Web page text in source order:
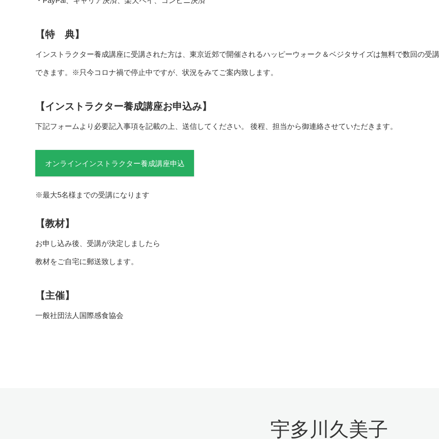
【特 典】
インストラクター養成講座に受講された方は、東京近郊で開催されるハッピーウォーク＆ベジタサイズは無料で数回の受
できます。※只今コロナ禍で停止中ですが、状況をみてご案内致します。
【インストラクター養成講座お申込み】
下記フォームより必要記入事項を記載の上、送信してください。 後程、担当から御連絡させていただきます。
オンラインインストラクター養成講座申込
※最大5名様までの受講になります
【教材】
お申し込み後、受講が決定しましたら
教材をご自宅に郵送致します。
【主催】
一般社団法人国際感食協会
宇多川久美子